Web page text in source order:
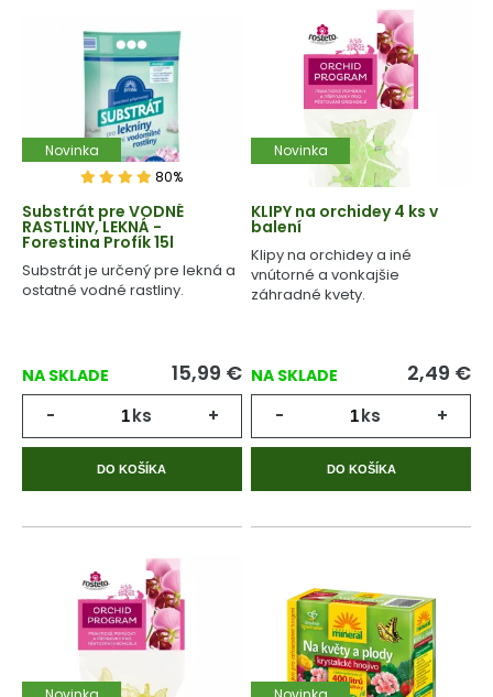
Novinka
80%
Substrát pre VODNÉ
RASTLINY, LEKNÁ -
Forestina Profík 15l
Substrát je určený pre lekná a
ostatné vodné rastliny.
NA SKLADE 15,99 €
- ks +
DO KOŠÍKA
Novinka
KLIPY na orchidey 4 ks v
balení
Klipy na orchidey a iné
vnútorné a vonkajšie
záhradné kvety.
NA SKLADE 2,49 €
- ks +
DO KOŠÍKA